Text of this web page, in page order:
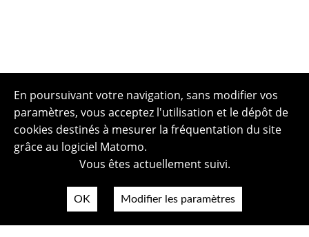
En poursuivant votre navigation, sans modifier vos
paramètres, vous acceptez l'utilisation et le dépôt de
cookies destinés à mesurer la fréquentation du site
grâce au logiciel Matomo.
Vous êtes actuellement suivi.
OK Modifier les paramètres